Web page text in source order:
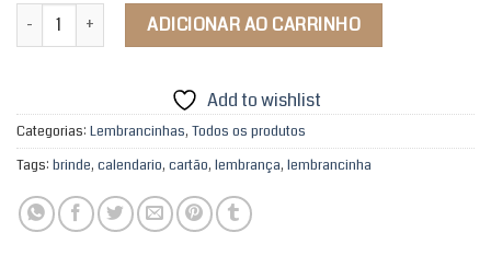
Clips de Papel quantidadeADICIONAR AO CARRINHO
Add to wishlist
Categorias: Lembrancinhas, Todos os produtos
Tags: brinde, calendario, cartão, lembrança, lembrancinha